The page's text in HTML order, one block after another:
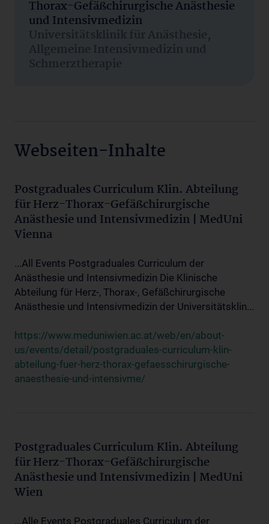
Thorax-Gefäßchirurgische Anästhesie
und Intensivmedizin
Universitätsklinik für Anästhesie,
Allgemeine Intensivmedizin und
Schmerztherapie
Webseiten-Inhalte
Postgraduales Curriculum Klin. Abteilung
für Herz-Thorax-Gefäßchirurgische
Anästhesie und Intensivmedizin | MedUni
Vienna
...All Events Postgraduales Curriculum der
Anästhesie und Intensivmedizin Die Klinische
Abteilung für Herz-, Thorax-, Gefäßchirurgische
Anästhesie und Intensivmedizin der Universitätsklin...
https://www.meduniwien.ac.at/web/en/about-
us/events/detail/postgraduales-curriculum-klin-
abteilung-fuer-herz-thorax-gefaesschirurgische-
anaesthesie-und-intensivme/
Postgraduales Curriculum Klin. Abteilung
für Herz-Thorax-Gefäßchirurgische
Anästhesie und Intensivmedizin | MedUni
Wien
...Alle Events Postgraduales Curriculum der